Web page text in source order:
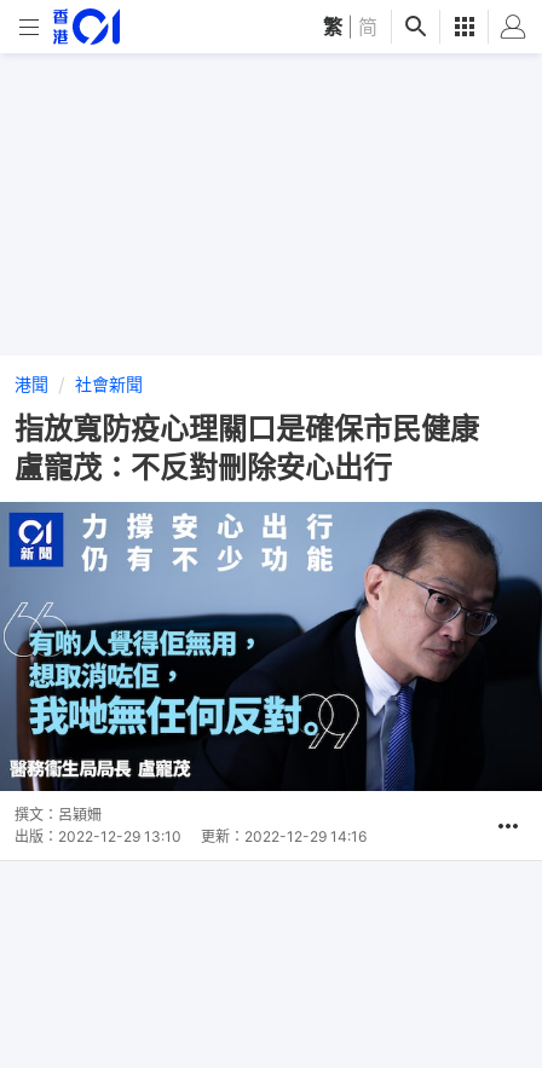
繁 简
港聞 社會新聞
指放寬防疫心理關口是確保市民健康
盧寵茂：不反對刪除安心出行
撰文： 呂穎姍
出版： 2022-12-29 13:10 更新： 2022-12-29 14:16